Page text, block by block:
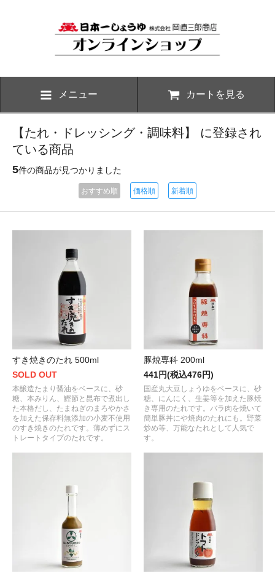
メニュー カートを見る
【たれ・ドレッシング・調味料】 に登録され
ている商品
5件の商品が見つかりました
おすすめ順 価格順 新着順
すき焼きのたれ 500ml
SOLD OUT
本醸造たまり醤油をベースに、砂
糖、本みりん、鰹節と昆布で煮出し
た本格だし、たまねぎのまろやかさ
を加えた保存料無添加の小麦不使用
のすき焼きのたれです。薄めずにス
トレートタイプのたれです。
豚焼専科 200ml
441円(税込476円)
国産丸大豆しょうゆをベースに、砂
糖、にんにく、生姜等を加えた豚焼
き専用のたれです。バラ肉を焼いて
簡単豚丼にや焼肉のたれにも。野菜
炒め等、万能なたれとして人気で
す。